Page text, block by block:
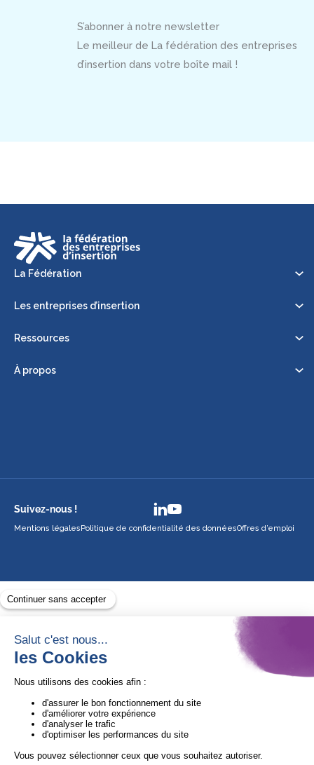
S’abonner à notre newsletter
Le meilleur de La fédération des entreprises
d’insertion dans votre boîte mail !
La Fédération
Les entreprises d’insertion
Ressources
À propos
Suivez-nous !
Mentions légalesPolitique de confidentialité des donnéesOffres d’emploi